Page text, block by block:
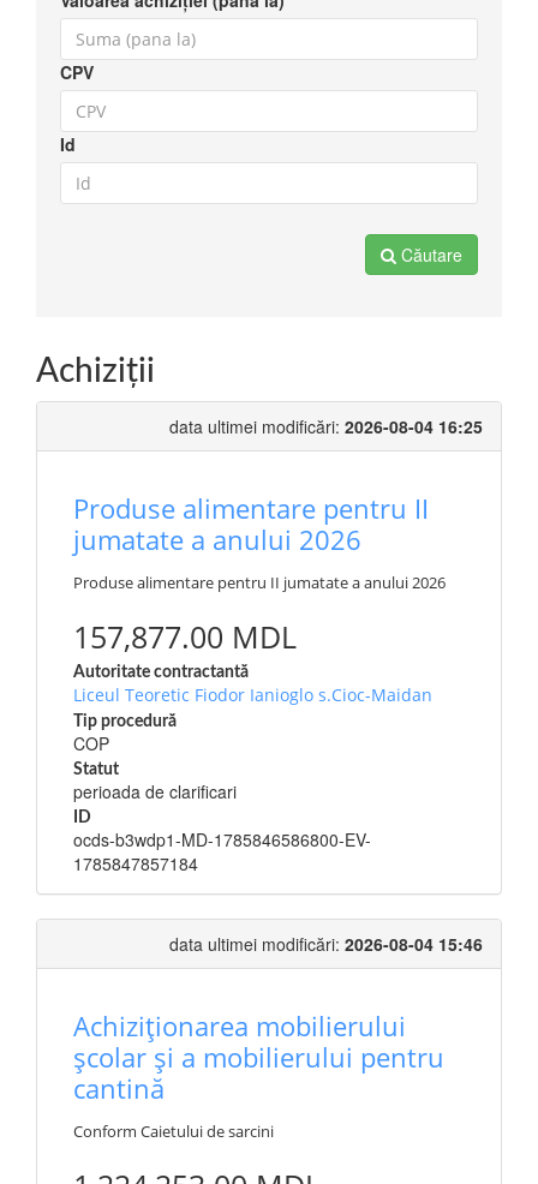
CPV
Id
Căutare
Achiziţii
data ultimei modificări: 2026-08-04 16:25
Produse alimentare pentru II
jumatate a anului 2026
Produse alimentare pentru II jumatate a anului 2026
157,877.00 MDL
Autoritate contractantă
Liceul Teoretic Fiodor Ianioglo s.Cioc-Maidan
Tip procedură
COP
Statut
perioada de clarificari
ID
ocds-b3wdp1-MD-1785846586800-EV-
1785847857184
data ultimei modificări: 2026-08-04 15:46
Achiziționarea mobilierului
școlar și a mobilierului pentru
cantină
Conform Caietului de sarcini